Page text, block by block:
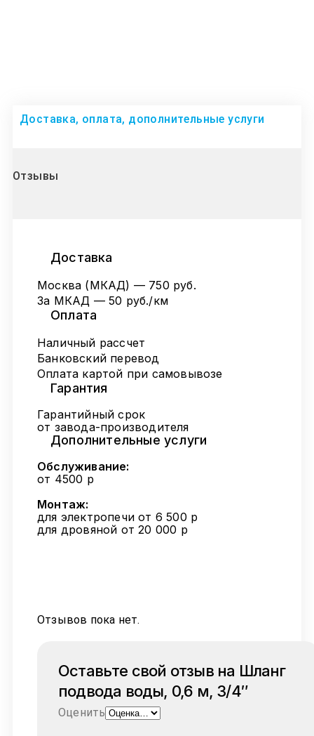
Доставка, оплата, дополнительные услуги
Отзывы
Доставка
Москва (МКАД) — 750 руб.
За МКАД — 50 руб./км
Оплата
Наличный рассчет
Банковский перевод
Оплата картой при самовывозе
Гарантия
Гарантийный срок
от завода-производителя
Дополнительные услуги
Обслуживание:
от 4500 р
Монтаж:
для электропечи от 6 500 р
для дровяной от 20 000 р
Отзывов пока нет.
Оставьте свой отзыв на Шланг
подвода воды, 0,6 м, 3/4″
Оценить